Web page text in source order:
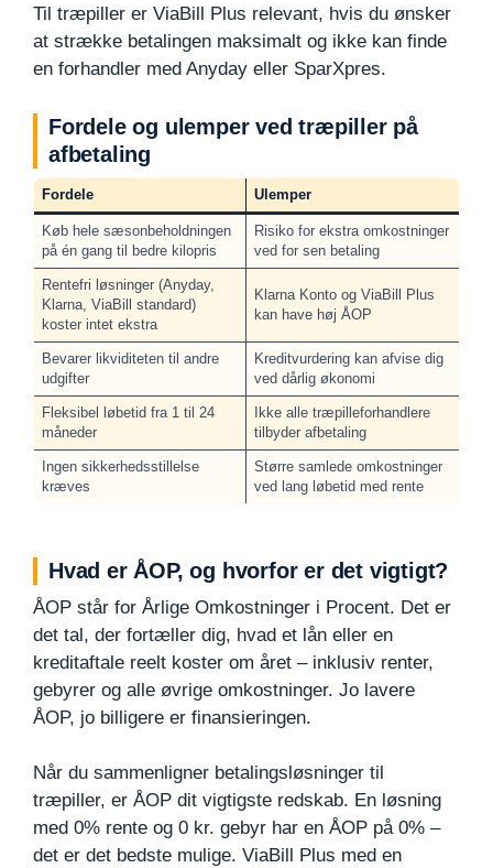
Til træpiller er ViaBill Plus relevant, hvis du ønsker
at strække betalingen maksimalt og ikke kan finde
en forhandler med Anyday eller SparXpres.
Fordele og ulemper ved træpiller på
afbetaling
Fordele Ulemper
Køb hele sæsonbeholdningen
på én gang til bedre kilopris
Risiko for ekstra omkostninger
ved for sen betaling
Rentefri løsninger (Anyday,
Klarna, ViaBill standard)
koster intet ekstra
Klarna Konto og ViaBill Plus
kan have høj ÅOP
Bevarer likviditeten til andre
udgifter
Kreditvurdering kan afvise dig
ved dårlig økonomi
Fleksibel løbetid fra 1 til 24
måneder
Ikke alle træpilleforhandlere
tilbyder afbetaling
Ingen sikkerhedsstillelse
kræves
Større samlede omkostninger
ved lang løbetid med rente
Hvad er ÅOP, og hvorfor er det vigtigt?
ÅOP står for Årlige Omkostninger i Procent. Det er
det tal, der fortæller dig, hvad et lån eller en
kreditaftale reelt koster om året – inklusiv renter,
gebyrer og alle øvrige omkostninger. Jo lavere
ÅOP, jo billigere er finansieringen.
Når du sammenligner betalingsløsninger til
træpiller, er ÅOP dit vigtigste redskab. En løsning
med 0% rente og 0 kr. gebyr har en ÅOP på 0% –
det er det bedste mulige. ViaBill Plus med en